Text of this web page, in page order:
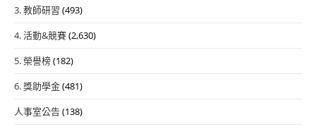
3. 教師研習 (493)
4. 活動&競賽(2,630)
5. 榮譽榜(182)
6. 獎助學金(481)
人事室公告(138)